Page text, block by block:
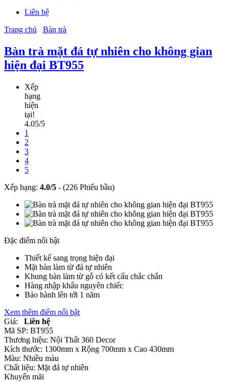
Liên hệ
Trang chủ
Bàn trà
Bàn trà mặt đá tự nhiên cho không gian
hiện đại BT955
Xếp
hạng
hiện
tại!
4.05/5
1
2
3
4
5
Xếp hạng: 4.0/5 - (226 Phiếu bầu)
Đặc điểm nổi bật
Thiết kế sang trọng hiện đại
Mặt bàn làm từ đá tự nhiên
Khung bàn làm từ gỗ có kết cấu chắc chắn
Hàng nhập khẩu nguyên chiếc
Bảo hành lên tới 1 năm
Xem thêm điểm nổi bật
Giá:
Liên hệ
Mã SP: BT955
Thương hiệu: Nội Thất 360 Decor
Kích thước: 1300mm x Rộng 700mm x Cao 430mm
Màu: Nhiều màu
Chất liệu: Mặt đá tự nhiên
Khuyến mãi